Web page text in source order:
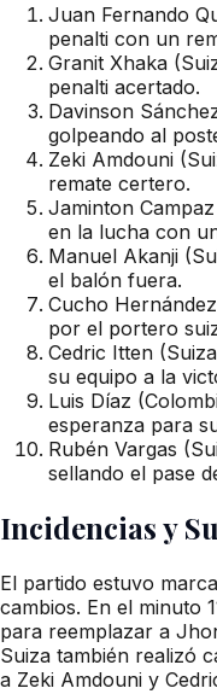
Juan Fernando
penalti con un
Granit Xhaka
penalti acertado.
Davinson
golpeando al
Zeki Amdouni
remate certero.
Jaminton
en la lucha con
Manuel Akanji
el balón fuera.
Cucho
por el portero
Cedric Itten
su equipo a la
Luis Díaz
esperanza para
Rubén Vargas
sellando el pase
Incidencias y
El partido estuvo
cambios. En el minuto
para reemplazar a
Suiza también realizó
a Zeki Amdouni y